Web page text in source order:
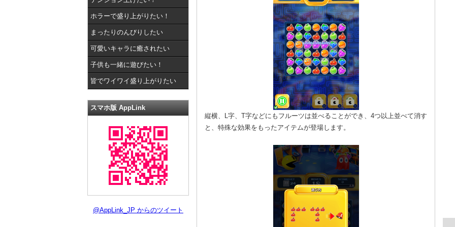
ホラーで盛り上がりたい！
まったりのんびりしたい
可愛いキャラに癒されたい
子供も一緒に遊びたい！
皆でワイワイ盛り上がりたい
スマホ版 AppLink
@AppLink_JP からのツイート
縦横、L字、T字などにもフルーツは並べることができ、4つ以上並べて消す
と、特殊な効果をもったアイテムが登場します。